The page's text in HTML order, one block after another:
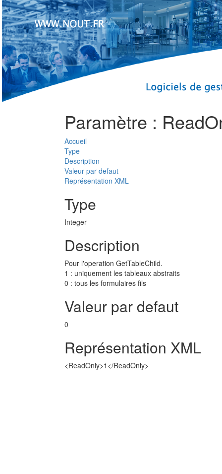
Paramètre :
Accueil
Type
Description
Valeur par defaut
Représentation XML
Type
Integer
Description
Pour l'operation GetTableChild.
1 : uniquement les tableaux abstraits
0 : tous les formulaires fils
Valeur par defaut
0
Représentation XML
<ReadOnly>1</ReadOnly>